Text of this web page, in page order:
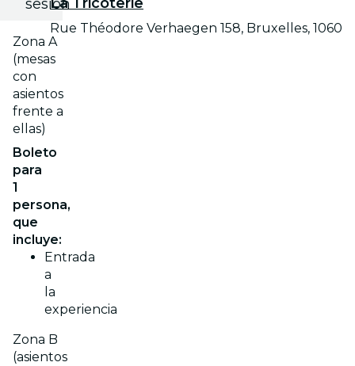
sesión
Zona A
(mesas
con
asientos
frente a
ellas)
Boleto
para
1
persona,
que
incluye:
Entrada
a
la
experiencia
Zona B
(asientos
Rue Théodore Verhaegen 158, Bruxelles, 1060